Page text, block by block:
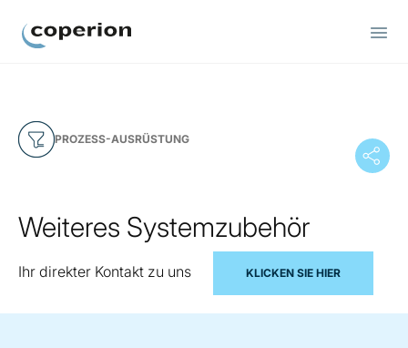
PROZESS-AUSRÜSTUNG
Weiteres Systemzubehör
Ihr direkter Kontakt zu uns KLICKEN SIE HIER